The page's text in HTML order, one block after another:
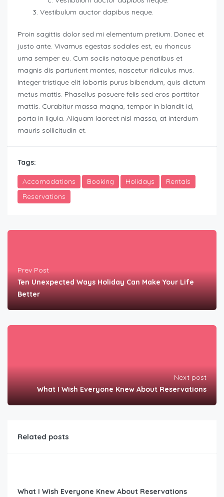
Vestibulum auctor dapibus neque.
Proin sagittis dolor sed mi elementum pretium. Donec et
justo ante. Vivamus egestas sodales est, eu rhoncus
urna semper eu. Cum sociis natoque penatibus et
magnis dis parturient montes, nascetur ridiculus mus.
Integer tristique elit lobortis purus bibendum, quis dictum
metus mattis. Phasellus posuere felis sed eros porttitor
mattis. Curabitur massa magna, tempor in blandit id,
porta in ligula. Aliquam laoreet nisl massa, at interdum
mauris sollicitudin et.
Tags:
Accomodations Booking Holidays
Rentals
Reservations
Prev Post
Ten Unexpected Ways Holiday Can Make Your Life
Better
Next post
What I Wish Everyone Knew About Reservations
Related posts
What I Wish Everyone Knew About Reservations